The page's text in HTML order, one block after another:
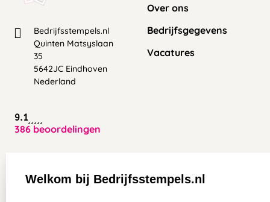
Bedrijfsstempels.nl
Quinten Matsyslaan
35
5642JC Eindhoven
Nederland
9.1
386 beoordelingen
Over ons
Bedrijfsgegevens
Vacatures
Aanvraag op maat
Contact opnemen
Welkom bij Bedrijfsstempels.nl